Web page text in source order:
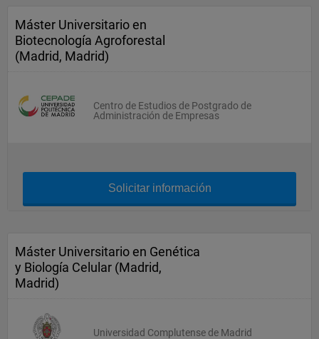
Máster Universitario en
Biotecnología Agroforestal
(Madrid, Madrid)
Centro de Estudios de Postgrado de
Administración de Empresas
Solicitar información
Máster Universitario en Genética
y Biología Celular (Madrid,
Madrid)
Universidad Complutense de Madrid